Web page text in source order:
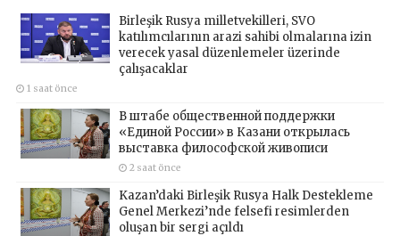
Birleşik Rusya milletvekilleri, SVO
katılımcılarının arazi sahibi olmalarına izin
verecek yasal düzenlemeler üzerinde
çalışacaklar
1 saat önce
В штабе общественной поддержки
«Единой России» в Казани открылась
выставка философской живописи
2 saat önce
Kazan’daki Birleşik Rusya Halk Destekleme
Genel Merkezi’nde felsefi resimlerden
oluşan bir sergi açıldı